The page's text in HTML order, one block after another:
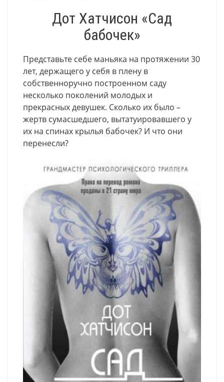
Дот Хатчисон «Сад
бабочек»
Представьте себе маньяка на протяжении 30
лет, держащего у себя в плену в
собственноручно построенном саду
несколько поколений молодых и
прекрасных девушек. Сколько их было –
жертв сумасшедшего, вытатуировавшего у
их на спинах крылья бабочек? И что они
перенесли?